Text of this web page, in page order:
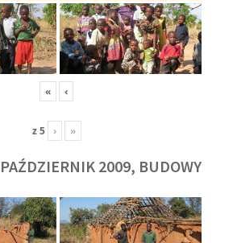
« ‹
z5 › »
2009, BUDOWY